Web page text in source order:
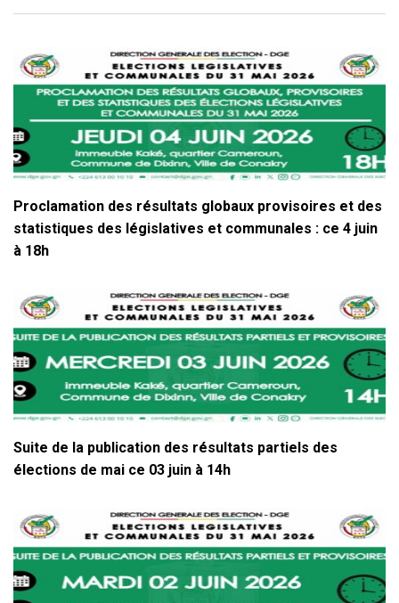
Proclamation des résultats globaux provisoires et des
statistiques des législatives et communales : ce 4 juin
à 18h
Suite de la publication des résultats partiels des
élections de mai ce 03 juin à 14h